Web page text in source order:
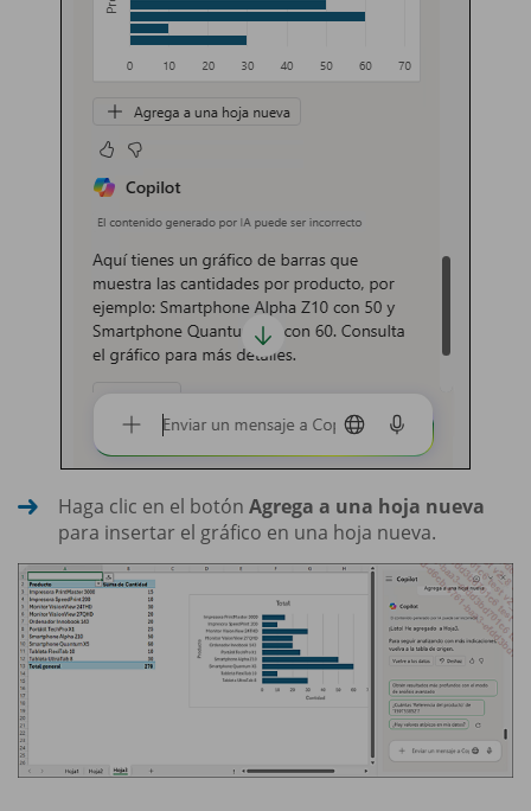
Haga clic en el botón Agrega a una hoja nueva
para insertar el gráfico en una hoja nueva.